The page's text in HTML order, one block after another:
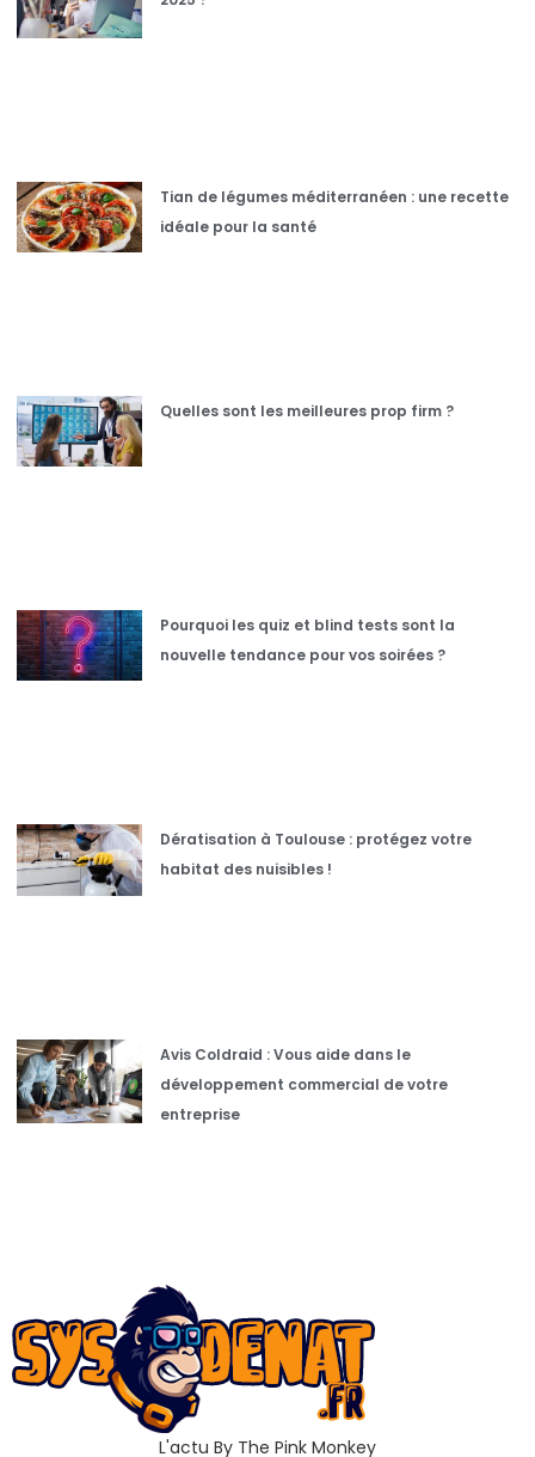
Tian de légumes méditerranéen : une recette
idéale pour la santé
Quelles sont les meilleures prop firm ?
Pourquoi les quiz et blind tests sont la
nouvelle tendance pour vos soirées ?
Dératisation à Toulouse : protégez votre
habitat des nuisibles !
Avis Coldraid : Vous aide dans le
développement commercial de votre
entreprise
L'actu By The Pink Monkey